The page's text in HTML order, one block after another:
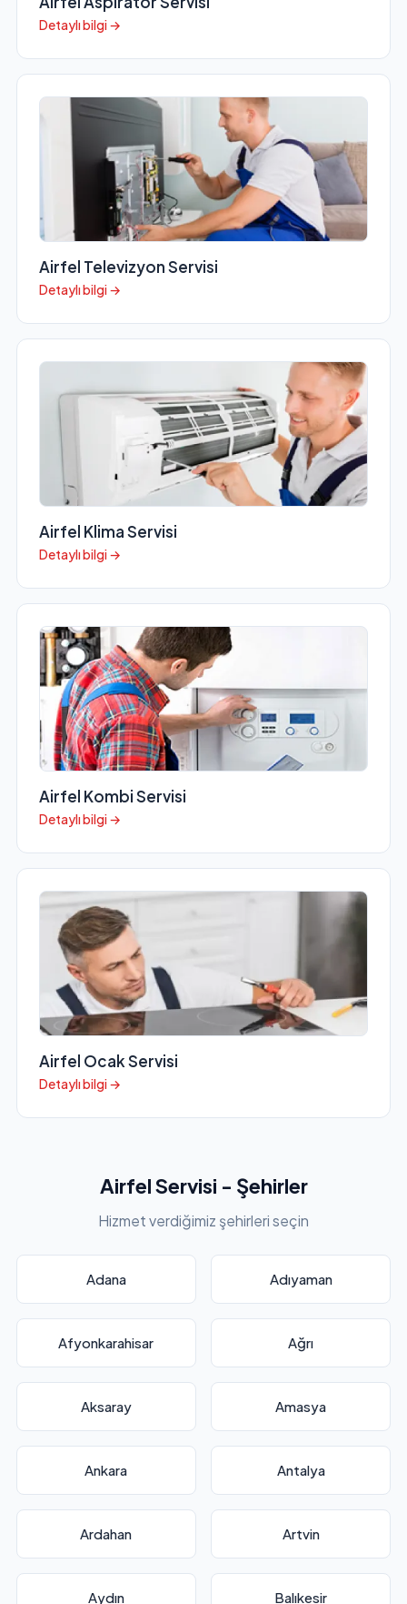
Detaylı bilgi →
Airfel Televizyon Servisi
Detaylı bilgi →
Airfel Klima Servisi
Detaylı bilgi →
Airfel Kombi Servisi
Detaylı bilgi →
Airfel Ocak Servisi
Detaylı bilgi →
Airfel Servisi - Şehirler
Hizmet verdiğimiz şehirleri seçin
Adana Adıyaman
Afyonkarahisar Ağrı
Aksaray Amasya
Ankara Antalya
Ardahan Artvin
Aydın Balıkesir